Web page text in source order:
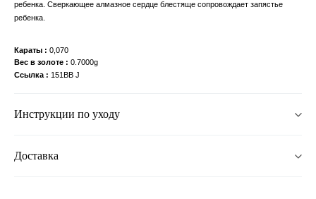
ребенка. Сверкающее алмазное сердце блестяще сопровождает запястье
ребенка.
Караты
0,070
Вес в золоте
0.7000g
Ссылка
151BB J
Инструкции по уходу
Доставка